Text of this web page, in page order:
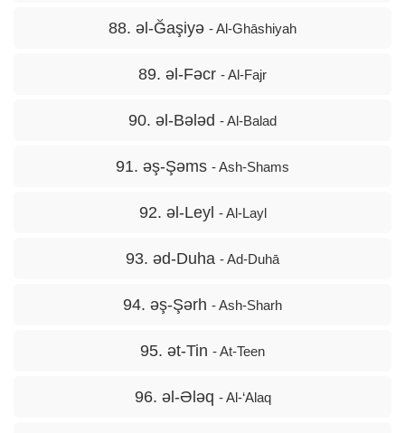
88. əl-Ğaşiyə - Al-Ghāshiyah
89. əl-Fəcr - Al-Fajr
90. əl-Bələd - Al-Balad
91. əş-Şəms - Ash-Shams
92. əl-Leyl - Al-Layl
93. əd-Duha - Ad-Duhā
94. əş-Şərh - Ash-Sharh
95. ət-Tin - At-Teen
96. əl-Ələq - Al-‘Alaq